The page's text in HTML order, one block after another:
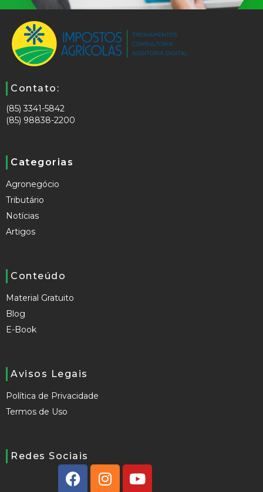
Contato:
(85) 3341-5842
(85) 98838-2200
Categorias
Agronegócio
Tributário
Notícias
Artigos
Conteúdo
Material Gratuito
Blog
E-Book
Avisos Legais
Política de Privacidade
Termos de Uso
Redes Sociais
F
I
Y